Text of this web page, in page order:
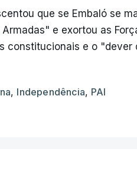
que se Embaló se
e exortou as
constitucionais e o "dever
, Independência, PAI